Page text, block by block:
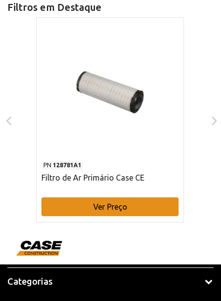
Filtros em Destaque
PN 128781A1
Filtro de Ar Primário Case CE
Ver Preço
Categorias